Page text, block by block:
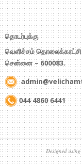
தொடர்புக்கு
வெளிச்சம்
சென்னை – 600083.
044 4860 6441
Designed using